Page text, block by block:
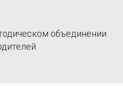
объединении